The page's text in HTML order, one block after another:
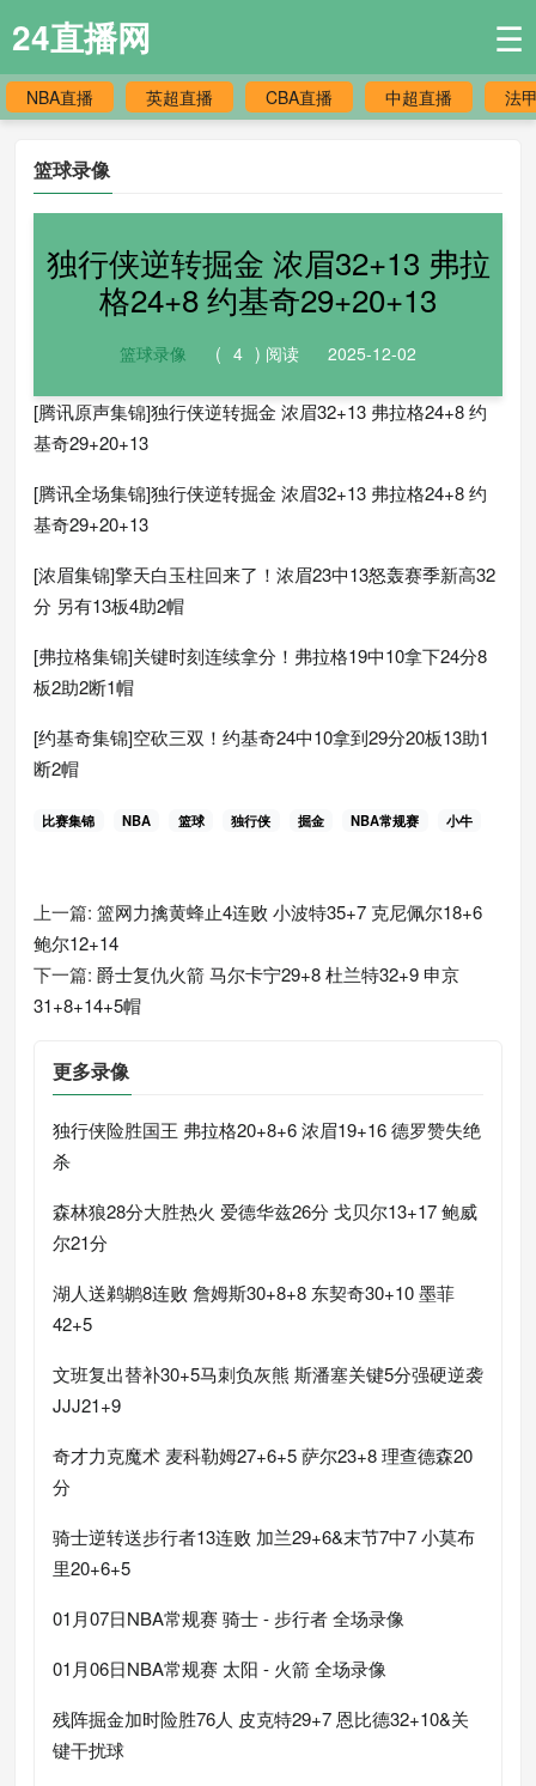
24直播网 ☰
NBA直播 英超直播 CBA直播 中超直播 法
篮球录像
独行侠逆转掘金 浓眉32+13 弗拉
格24+8 约基奇29+20+13
篮球录像 ( 4 ) 阅读 2025-12-02
[腾讯原声集锦]独行侠逆转掘金 浓眉32+13 弗拉格24+8 约
基奇29+20+13
[腾讯全场集锦]独行侠逆转掘金 浓眉32+13 弗拉格24+8 约
基奇29+20+13
[浓眉集锦]擎天白玉柱回来了！浓眉23中13怒轰赛季新高32
分 另有13板4助2帽
[弗拉格集锦]关键时刻连续拿分！弗拉格19中10拿下24分8
板2助2断1帽
[约基奇集锦]空砍三双！约基奇24中10拿到29分20板13助1
断2帽
比赛集锦 NBA 篮球 独行侠 掘金 NBA常规赛 小牛
上一篇: 篮网力擒黄蜂止4连败 小波特35+7 克尼佩尔18+6
鲍尔12+14
下一篇: 爵士复仇火箭 马尔卡宁29+8 杜兰特32+9 申京
31+8+14+5帽
更多录像
独行侠险胜国王 弗拉格20+8+6 浓眉19+16 德罗赞失绝
杀
森林狼28分大胜热火 爱德华兹26分 戈贝尔13+17 鲍威
尔21分
湖人送鹈鹕8连败 詹姆斯30+8+8 东契奇30+10 墨菲
42+5
文班复出替补30+5马刺负灰熊 斯潘塞关键5分强硬逆袭
JJJ21+9
奇才力克魔术 麦科勒姆27+6+5 萨尔23+8 理查德森20
分
骑士逆转送步行者13连败 加兰29+6&末节7中7 小莫布
里20+6+5
01月07日NBA常规赛 骑士 - 步行者 全场录像
01月06日NBA常规赛 太阳 - 火箭 全场录像
残阵掘金加时险胜76人 皮克特29+7 恩比德32+10&关
键干扰球